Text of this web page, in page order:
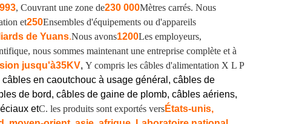
, Couvrant une zone de230 000Mètres carrés. Nous
et250Ensembles d'équipements ou d'appareils
de Yuans.Nous avons1200Les employeurs,
nous sommes maintenant une entreprise complète et à
jusqu'à35KV, Y compris les câbles d'alimentation X L P
en caoutchouc à usage général, câbles de
de bord, câbles de gaine de plomb, câbles aériens,
etC. les produits sont exportés versÉtats-unis,